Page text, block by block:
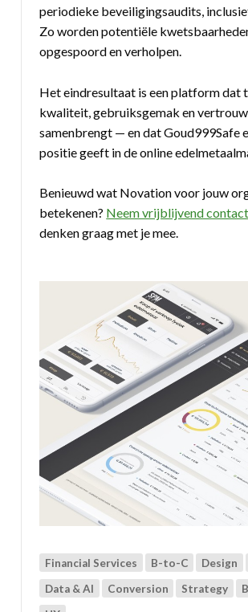
periodieke beveiligingsaudits,
Zo worden potentiële
opgespoord en verholpen.
Het eindresultaat is een platform dat
kwaliteit, gebruiksgemak en
samenbrengt — en dat Goud999Safe
positie geeft in de online
Benieuwd wat Novation voor jouw
betekenen? Neem vrijblijvend
denken graag met je mee.
Financial Services B-to-C Design
Data & AI Conversion Strategy